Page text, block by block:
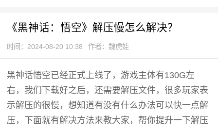
《黑神话：悟空》解压慢怎么解决？
时间：2024-08-20 10:38 作者：魏虎娃
黑神话悟空已经正式上线了，游戏主体有130G左
右，我们下载好之后，还需要解压文件，很多玩家表
示解压的很慢，想知道有没有什么办法可以快一点解
压，下面就有解决方法来教大家，帮你提升一下解压